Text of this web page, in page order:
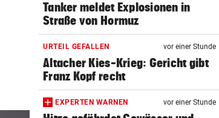
Tanker meldet Explosionen in
Straße von Hormuz
URTEIL GEFALLEN vor einer Stunde
Altacher Kies-Krieg: Gericht gibt
Franz Kopf recht
EXPERTEN WARNEN vor einer Stunde